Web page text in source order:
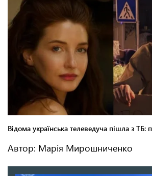
Автор: Марія Мирошниченко